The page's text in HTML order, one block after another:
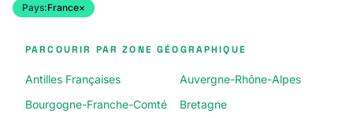
Pays:France×
PARCOURIR PAR ZONE GÉOGRAPHIQUE
Antilles Françaises
Auvergne-Rhône-Alpes
Bourgogne-Franche-Comté
Bretagne